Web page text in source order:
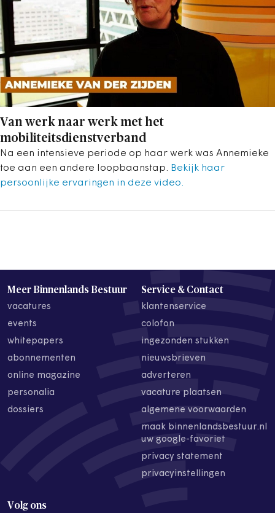
Van werk naar werk met het
mobiliteitsdienstverband
Na een intensieve periode op haar werk was Annemieke
toe aan een andere loopbaanstap. Bekijk haar
persoonlijke ervaringen in deze video.
Meer Binnenlands Bestuur
vacatures
events
whitepapers
abonnementen
online magazine
personalia
dossiers
Service & Contact
klantenservice
colofon
ingezonden stukken
nieuwsbrieven
adverteren
vacature plaatsen
algemene voorwaarden
maak binnenlandsbestuur.nl
uw google-favoriet
privacy statement
privacyinstellingen
Volg ons